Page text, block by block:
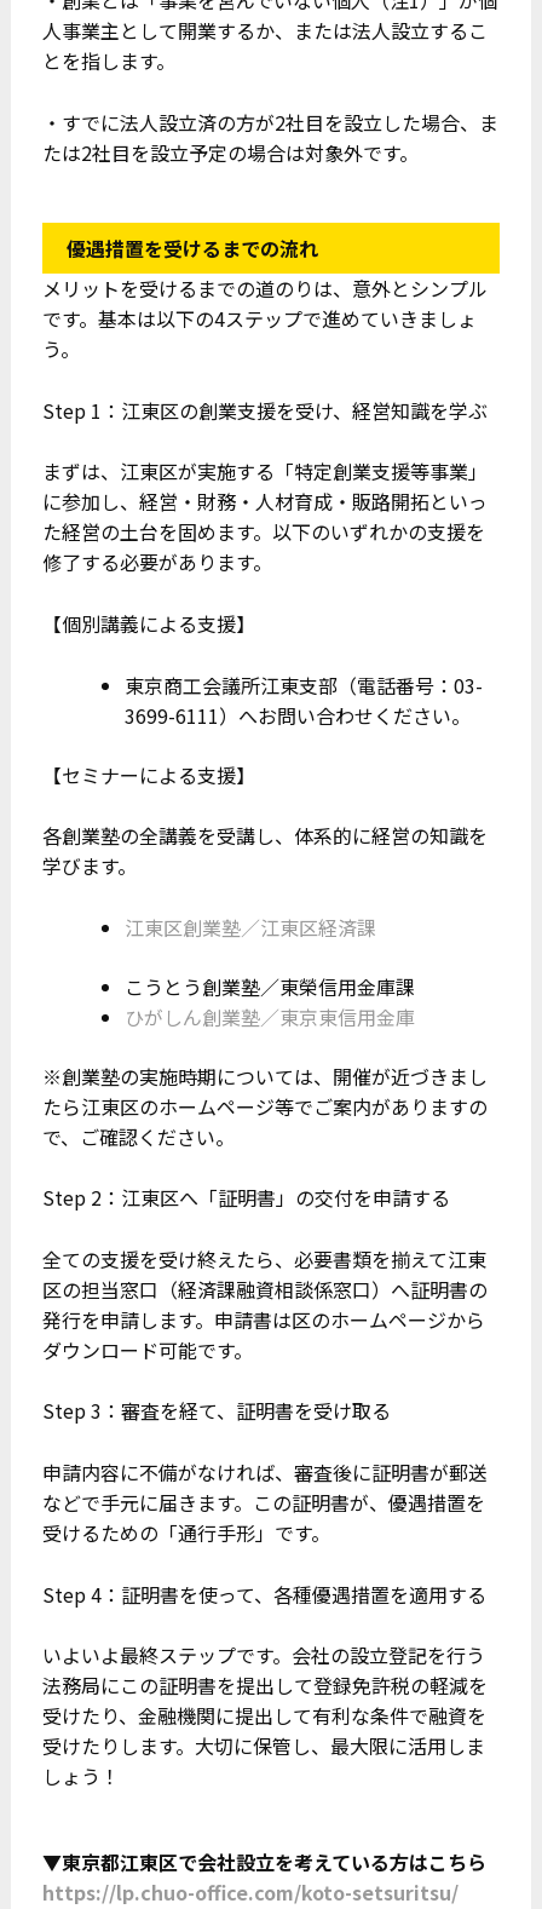
人事業主として開業するか、または法人設立するこ
とを指します。
・すでに法人設立済の方が2社目を設立した場合、ま
たは2社目を設立予定の場合は対象外です。
優遇措置を受けるまでの流れ
メリットを受けるまでの道のりは、意外とシンプル
です。基本は以下の4ステップで進めていきましょ
う。
Step 1：江東区の創業支援を受け、経営知識を学ぶ
まずは、江東区が実施する「特定創業支援等事業」
に参加し、経営・財務・人材育成・販路開拓といっ
た経営の土台を固めます。以下のいずれかの支援を
修了する必要があります。
【個別講義による支援】
東京商工会議所江東支部（電話番号：03-
3699-6111）へお問い合わせください。
【セミナーによる支援】
各創業塾の全講義を受講し、体系的に経営の知識を
学びます。
江東区創業塾／江東区経済課
こうとう創業塾／東榮信用金庫課
ひがしん創業塾／東京東信用金庫
※創業塾の実施時期については、開催が近づきまし
たら江東区のホームページ等でご案内がありますの
で、ご確認ください。
Step 2：江東区へ「証明書」の交付を申請する
全ての支援を受け終えたら、必要書類を揃えて江東
区の担当窓口（経済課融資相談係窓口）へ証明書の
発行を申請します。申請書は区のホームページから
ダウンロード可能です。
Step 3：審査を経て、証明書を受け取る
申請内容に不備がなければ、審査後に証明書が郵送
などで手元に届きます。この証明書が、優遇措置を
受けるための「通行手形」です。
Step 4：証明書を使って、各種優遇措置を適用する
いよいよ最終ステップです。会社の設立登記を行う
法務局にこの証明書を提出して登録免許税の軽減を
受けたり、金融機関に提出して有利な条件で融資を
受けたりします。大切に保管し、最大限に活用しま
しょう！
▼東京都江東区で会社設立を考えている方はこちら
https://lp.chuo-office.com/koto-setsuritsu/